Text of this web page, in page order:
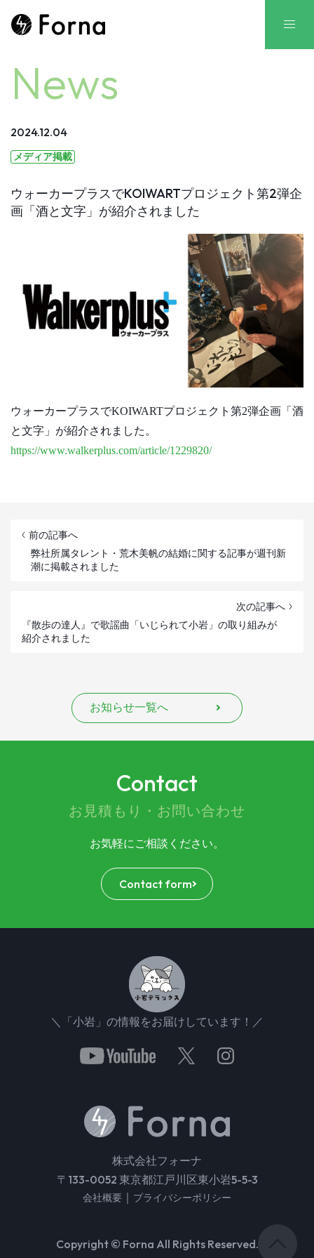
News
2024.12.04
メディア掲載
ウォーカープラスでKOIWARTプロジェクト第2弾企
画「酒と文字」が紹介されました
ウォーカープラスでKOIWARTプロジェクト第2弾企画「酒
と文字」が紹介されました。
https://www.walkerplus.com/article/1229820/
前の記事へ
弊社所属タレント・荒木美帆の結婚に関する記事が週刊新
潮に掲載されました
次の記事へ
『散歩の達人』で歌謡曲「いじられて小岩」の取り組みが
紹介されました
お知らせ一覧へ
Contact
お見積もり・お問い合わせ
お気軽にご相談ください。
Contact form
＼「小岩」の情報をお届けしています！／
株式会社フォーナ
〒133-0052 東京都江戸川区東小岩5-5-3
会社概要 プライバシーポリシー
Copyright © Forna All Rights Reserved.